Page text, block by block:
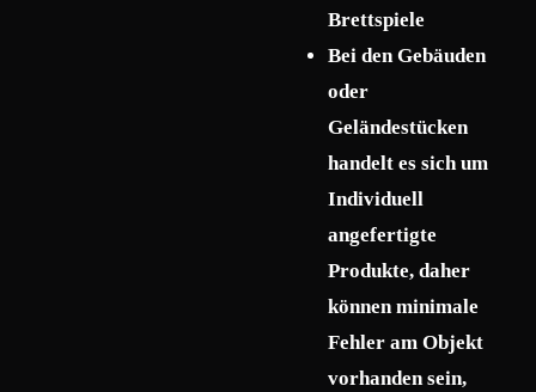
Brettspiele
Bei den Gebäuden
oder
Geländestücken
handelt es sich um
Individuell
angefertigte
Produkte, daher
können minimale
Fehler am Objekt
vorhanden sein,